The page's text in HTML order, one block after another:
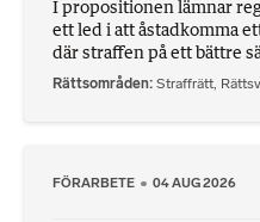
I propositionen lämnar
ett led i att åstadkomma
där straffen på ett bättre
Rättsområden Straffrätt,
FÖRARBETE 04 AUG 2026